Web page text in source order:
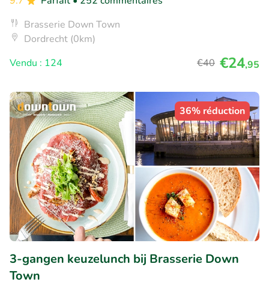
Brasserie Down Town
Dordrecht (0km)
Vendu : 124
€40 €24,95
36% réduction
3-gangen keuzelunch bij Brasserie Down
Town